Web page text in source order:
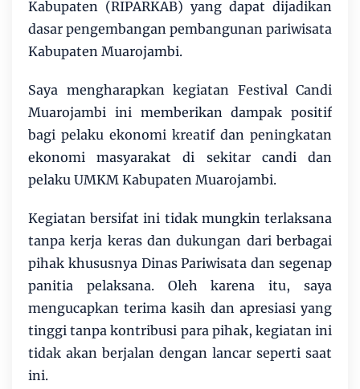
Kabupaten (RIPARKAB) yang dapat dijadikan
dasar pengembangan pembangunan pariwisata
Kabupaten Muarojambi.
Saya mengharapkan kegiatan Festival Candi
Muarojambi ini memberikan dampak positif
bagi pelaku ekonomi kreatif dan peningkatan
ekonomi masyarakat di sekitar candi dan
pelaku UMKM Kabupaten Muarojambi.
Kegiatan bersifat ini tidak mungkin terlaksana
tanpa kerja keras dan dukungan dari berbagai
pihak khususnya Dinas Pariwisata dan segenap
panitia pelaksana. Oleh karena itu, saya
mengucapkan terima kasih dan apresiasi yang
tinggi tanpa kontribusi para pihak, kegiatan ini
tidak akan berjalan dengan lancar seperti saat
ini.